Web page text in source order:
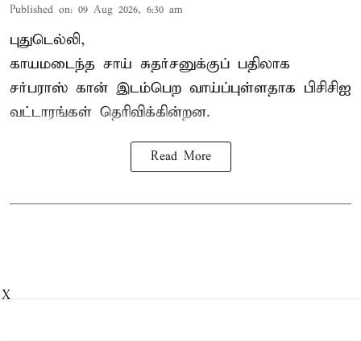
Published on: 09 Aug 2026, 6:30 am
புதுடெல்லி,
காயமடைந்த சாய் சுதர்சனுக்குப் பதிலாக
சர்பராஸ் கான் இடம்பெற வாய்ப்புள்ளதாக பிசிசிஐ
வட்டாரங்கள் தெரிவிக்கின்றன.
Read More
X